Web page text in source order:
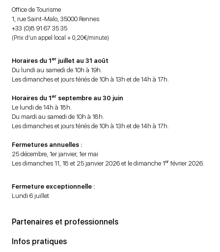
Office de Tourisme
1, rue Saint-Malo, 35000 Rennes
+33 (0)8 91 67 35 35
(Prix d’un appel local + 0,20€/minute)
Horaires du 1er juillet au 31 août
Du lundi au samedi de 10h à 19h.
Les dimanches et jours fériés de 10h à 13h et de 14h à 17h.
Horaires du 1er septembre au 30 juin
Le lundi de 14h à 18h.
Du mardi au samedi de 10h à 18h.
Les dimanches et jours fériés de 10h à 13h et de 14h à 17h.
Fermetures annuelles :
25 décembre, 1er janvier, 1er mai
Les dimanches 11, 18 et 25 janvier 2026 et le dimanche 1er février 2026.
Fermeture exceptionnelle :
Lundi 6 juillet
Partenaires et professionnels
Infos pratiques